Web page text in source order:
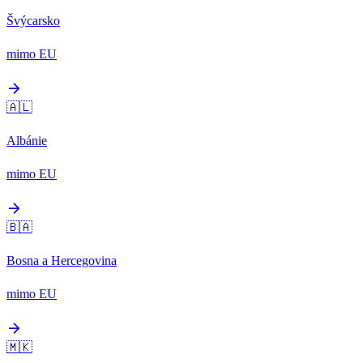
Švýcarsko
mimo EU
arrow_forward
🇦🇱
Albánie
mimo EU
arrow_forward
🇧🇦
Bosna a Hercegovina
mimo EU
arrow_forward
🇲🇰